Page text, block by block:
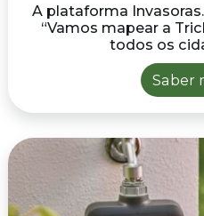
A plataforma
“Vamos mapear a
todos os
Saber